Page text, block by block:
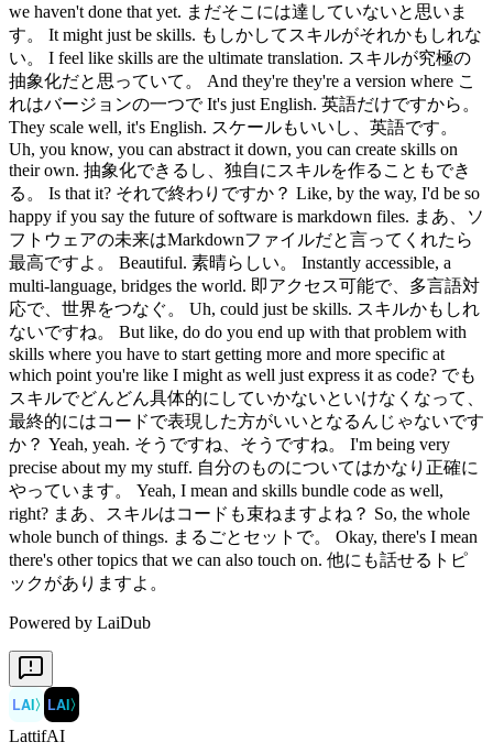
we haven't done that yet. まだそこには達していないと思いま
す。 It might just be skills. もしかしてスキルがそれかもしれな
い。 I feel like skills are the ultimate translation. スキルが究極の
抽象化だと思っていて。 And they're they're a version where こ
れはバージョンの一つで It's just English. 英語だけですから。
They scale well, it's English. スケールもいいし、英語です。
Uh, you know, you can abstract it down, you can create skills on
their own. 抽象化できるし、独自にスキルを作ることもでき
る。 Is that it? それで終わりですか？ Like, by the way, I'd be so
happy if you say the future of software is markdown files. まあ、ソ
フトウェアの未来はMarkdownファイルだと言ってくれたら
最高ですよ。 Beautiful. 素晴らしい。 Instantly accessible, a
multi-language, bridges the world. 即アクセス可能で、多言語対
応で、世界をつなぐ。 Uh, could just be skills. スキルかもしれ
ないですね。 But like, do do you end up with that problem with
skills where you have to start getting more and more specific at
which point you're like I might as well just express it as code? でも
スキルでどんどん具体的にしていかないといけなくなって、
最終的にはコードで表現した方がいいとなるんじゃないです
か？ Yeah, yeah. そうですね、そうですね。 I'm being very
precise about my my stuff. 自分のものについてはかなり正確に
やっています。 Yeah, I mean and skills bundle code as well,
right? まあ、スキルはコードも束ねますよね？ So, the whole
whole bunch of things. まるごとセットで。 Okay, there's I mean
there's other topics that we can also touch on. 他にも話せるトピ
ックがありますよ。
Powered by LaiDub
LAI〉 LAI〉
LattifAI